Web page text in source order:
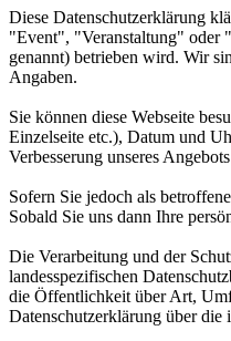
Diese Datenschutzerklärung
"Event", "Veranstaltung" oder
genannt) betrieben wird. Wir
Angaben.
Sie können diese Webseite
Einzelseite etc.), Datum und
Verbesserung unseres
Sofern Sie jedoch als
Sobald Sie uns dann Ihre
Die Verarbeitung und der
landesspezifischen
die Öffentlichkeit über Art,
Datenschutzerklärung über die